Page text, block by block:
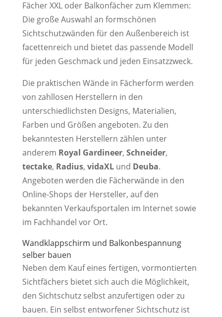
Fächer XXL oder Balkonfächer zum Klemmen:
Die große Auswahl an formschönen
Sichtschutzwänden für den Außenbereich ist
facettenreich und bietet das passende Modell
für jeden Geschmack und jeden Einsatzzweck.
Die praktischen Wände in Fächerform werden
von zahllosen Herstellern in den
unterschiedlichsten Designs, Materialien,
Farben und Größen angeboten. Zu den
bekanntesten Herstellern zählen unter
anderem Royal Gardineer, Schneider,
tectake, Radius, vidaXLund Deuba.
Angeboten werden die Fächerwände in den
Online-Shops der Hersteller, auf den
bekannten Verkaufsportalen im Internet sowie
im Fachhandel vor Ort.
Wandklappschirm und Balkonbespannung
selber bauen
Neben dem Kauf eines fertigen, vormontierten
Sichtfächers bietet sich auch die Möglichkeit,
den Sichtschutz selbst anzufertigen oder zu
bauen. Ein selbst entworfener Sichtschutz ist